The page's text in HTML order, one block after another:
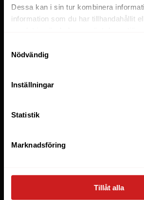
Dessa kan i sin tur kombinera
information som du har tillhandahållit
Nödvändig
Inställningar
Statistik
Marknadsföring
Tillåt alla
Lösningar
E-handel
Managed WordPress
WooCommerce
LiteSpeed Webbhotell